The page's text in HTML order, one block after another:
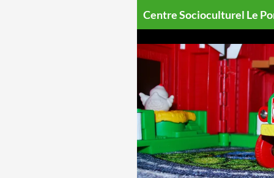
Centre Socioculturel Le